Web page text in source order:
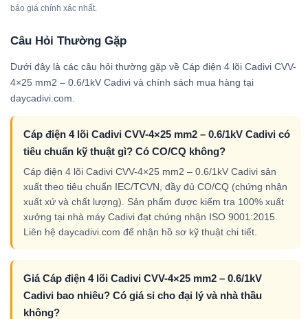
báo giá chính xác nhất.
Câu Hỏi Thường Gặp
Dưới đây là các câu hỏi thường gặp về Cáp điện 4 lõi Cadivi CVV-
4×25 mm2 – 0.6/1kV Cadivi và chính sách mua hàng tại
daycadivi.com.
Cáp điện 4 lõi Cadivi CVV-4×25 mm2 – 0.6/1kV Cadivi có
tiêu chuẩn kỹ thuật gì? Có CO/CQ không?
Cáp điện 4 lõi Cadivi CVV-4×25 mm2 – 0.6/1kV Cadivi sản
xuất theo tiêu chuẩn IEC/TCVN, đầy đủ CO/CQ (chứng nhận
xuất xứ và chất lượng). Sản phẩm được kiểm tra 100% xuất
xưởng tại nhà máy Cadivi đạt chứng nhận ISO 9001:2015.
Liên hệ daycadivi.com để nhận hồ sơ kỹ thuật chi tiết.
Giá Cáp điện 4 lõi Cadivi CVV-4×25 mm2 – 0.6/1kV
Cadivi bao nhiêu? Có giá sỉ cho đại lý và nhà thầu
không?